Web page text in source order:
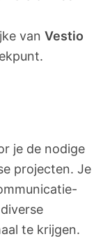
van Vestio
je de nodige
projecten. Je
te krijgen.